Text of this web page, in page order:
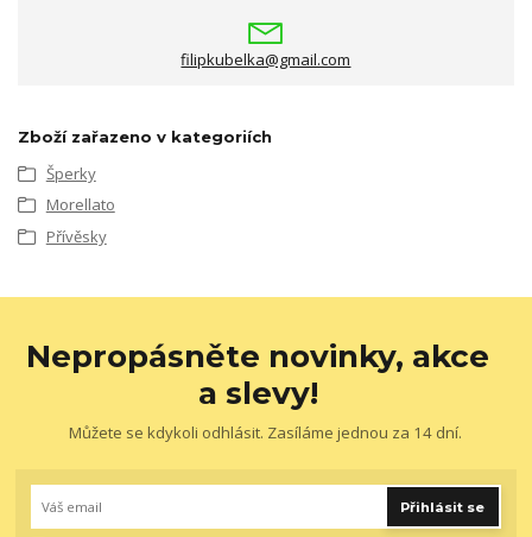
filipkubelka@gmail.com
Zboží zařazeno v kategoriích
Šperky
Morellato
Přívěsky
Nepropásněte novinky, akce
a slevy!
Můžete se kdykoli odhlásit. Zasíláme jednou za 14 dní.
Přihlásit se